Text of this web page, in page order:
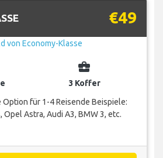
€49
business_center
3 Koffer
für 1-4 Reisende Beispiele:
Opel Astra, Audi A3, BMW 3, etc.